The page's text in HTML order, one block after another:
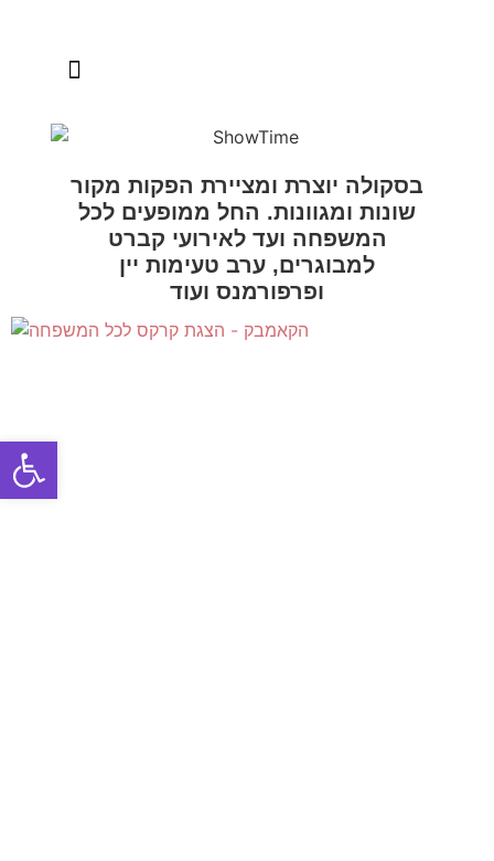
בסקולה יוצרת ומציירת הפקות מקור
שונות ומגוונות. החל ממופעים לכל
המשפחה ועד לאירועי קברט
למבוגרים, ערב טעימות יין
ופרפורמנס ועוד
Open toolbar